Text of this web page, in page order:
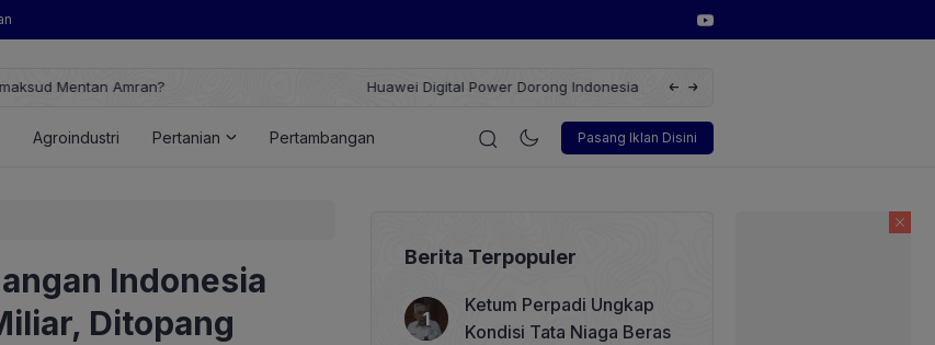
Digital Power Dorong Indonesia Menuju Revolusi Energi Terbarukan dengan Solusi
Wakil Direktur Utama PT Pelindo,
Pasang Iklan Disini
Agroindustri Pertanian Pertambangan Korporasi Teknologi Otomotif
Indonesia
Ditopang
Berita Terpopuler
Ketum Perpadi Ungkap
Kondisi Tata Niaga Beras